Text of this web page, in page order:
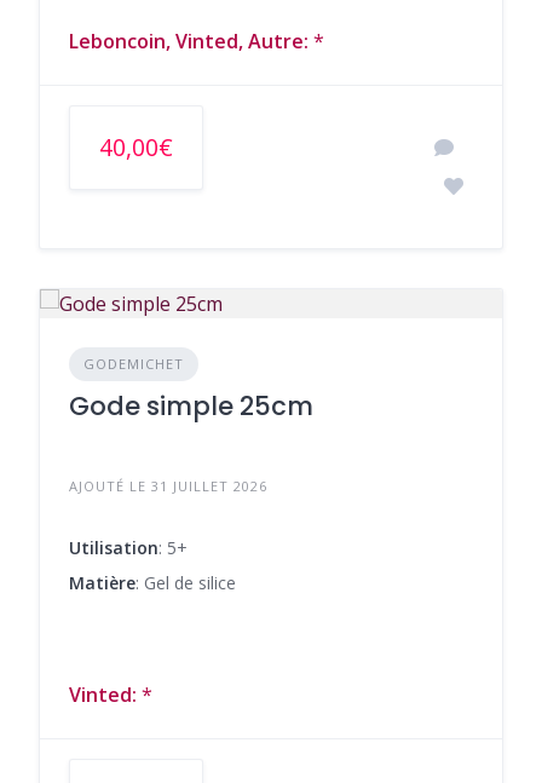
Leboncoin, Vinted, Autre: *
40,00€
GODEMICHET
Gode simple 25cm
AJOUTÉ LE 31 JUILLET 2026
Utilisation: 5+
Matière: Gel de silice
Vinted: *